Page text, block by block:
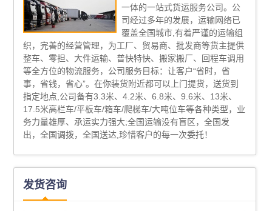
一体的一站式货运服务公司。公
司经过多年的发展，运输网络已
覆盖全国城市,有着严谨的运输组
织，完善的经营管理，为工厂、贸易商、批发商等货主提供
整车、零担、大件运输、普快特快、搬家搬厂、回程车调用
等全方位的物流服务，公司服务目标：让客户“省时，省
事，省钱，省心”。在你装货附近都可以上门提货，送货到
指定地点,公司备有3.3米、4.2米、6.8米、9.6米、13米、
17.5米高栏车/平板车/箱车/爬梯车/大吨位车等各种类型，业
务力量雄厚、承运实力强大;全国运输没有盲区，全国发
出，全国调拨，全国送达,珍惜客户的每一次委托！
发货咨询